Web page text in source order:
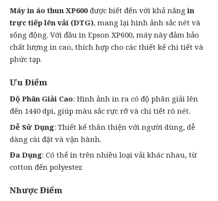
Máy in áo thun XP600được biết đến với khả năngin
trực tiếp lên vải (DTG), mang lại hình ảnh sắc nét và
sống động. Với đầu in Epson XP600, máy này đảm bảo
chất lượng in cao, thích hợp cho các thiết kế chi tiết và
phức tạp.
Ưu Điểm
Độ Phân Giải Cao: Hình ảnh in ra có độ phân giải lên
đến 1440 dpi, giúp màu sắc rực rỡ và chi tiết rõ nét.
Dễ Sử Dụng: Thiết kế thân thiện với người dùng, dễ
dàng cài đặt và vận hành.
Đa Dụng: Có thể in trên nhiều loại vải khác nhau, từ
cotton đến polyester.
Nhược Điểm